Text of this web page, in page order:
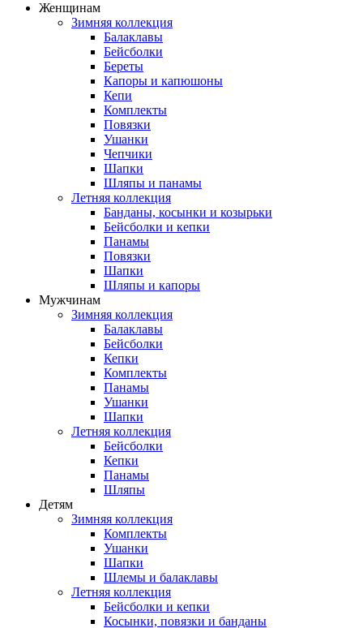
Женщинам
Зимняя коллекция
Балаклавы
Бейсболки
Береты
Капоры и капюшоны
Кепи
Комплекты
Повязки
Ушанки
Чепчики
Шапки
Шляпы и панамы
Летняя коллекция
Банданы, косынки и козырьки
Бейсболки и кепки
Панамы
Повязки
Шапки
Шляпы и капоры
Мужчинам
Зимняя коллекция
Балаклавы
Бейсболки
Кепки
Комплекты
Панамы
Ушанки
Шапки
Летняя коллекция
Бейсболки
Кепки
Панамы
Шляпы
Детям
Зимняя коллекция
Комплекты
Ушанки
Шапки
Шлемы и балаклавы
Летняя коллекция
Бейсболки и кепки
Косынки, повязки и банданы